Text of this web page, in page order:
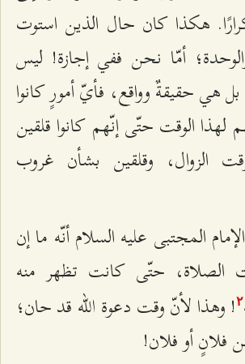
هكذا كان حال الذين استوت
أمّا نحن ففي إجازة! ليس
بل هي حقيقةٌ وواقع، فأيّ أمورٍ كانوا
لهذا الوقت حتّى إنّهم كانوا قلقين
الزوال، وقلقين بشأن غروب
المجتبى عليه السلام أنّه ما إن
حتّى كانت تظهر منه
٢! وهذا لأنّ وقت دعوة الله قد حان؛
فلانٍ أو فلان!